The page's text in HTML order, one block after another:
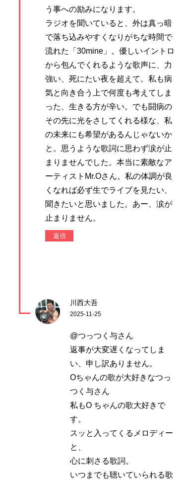
う事への励みになります。
ラジオを聞いていると、外は真っ暗
で落ち込みやすくなりがちな時間で
流れた「30mine」。優しいイントロ
から包んでくれるような歌声に、力
強い、死にたい夜を超えて。私も病
気と向き合う上で何度も考えてしま
った、生きる方が辛い。でも闘病の
その先に光をさしてくれる様な、私
の未来にも希望があるんじゃないか
と。思うような歌詞に思わず涙が止
まりませんでした。本当に素敵なア
ーティストMr.Oさん。私の体調が良
くなれば必ず生でライブを見たい、
聞きたいと思いました。あー、涙が
止まりません。
返信
川西大吾
2025-11-25
@つっつく与さん
返事が大変遅くなってしま
い、申し訳ありません。
Oちゃんの歌が大好きなつっ
つく与さん
私もO ちゃんの歌大好きで
す。
スッと入ってくるメロディー
と、
心に刺さる歌詞。
いつまでも聴いていられる歌